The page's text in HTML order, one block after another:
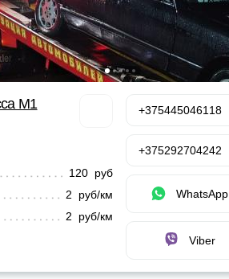
М1
120 руб
2 руб/км
2 руб/км
+375445046118
+375292704242
WhatsApp
Viber